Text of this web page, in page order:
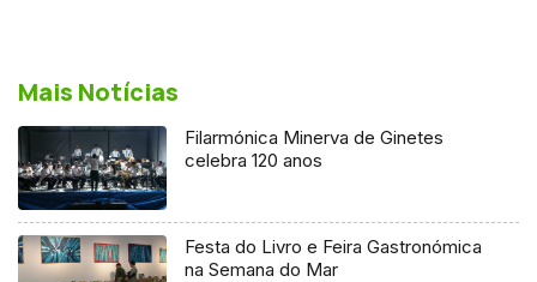
Mais Notícias
Filarmónica Minerva de Ginetes
celebra 120 anos
Festa do Livro e Feira Gastronómica
na Semana do Mar